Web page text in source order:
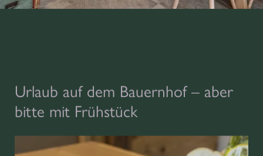
Urlaub auf dem Bauernhof – aber
bitte mit Frühstück